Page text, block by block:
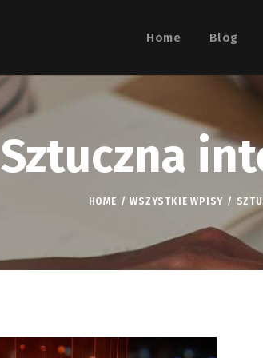
Home Blog
Sztuczna
HOME WSZYSTKIE WPISY